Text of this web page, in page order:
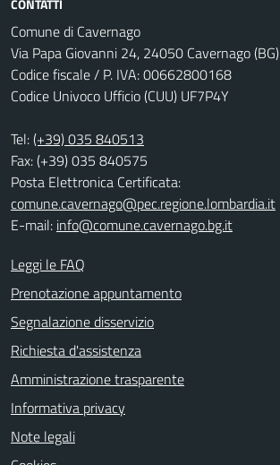
CONTATTI
Comune di Cavernago
Via Papa Giovanni 24, 24050 Cavernago (BG)
Codice fiscale / P. IVA: 00662800168
Codice Univoco Ufficio (CUU) UF7P4Y
Tel:(+39) 035 840513
Fax: (+39) 035 840575
Posta Elettronica Certificata:
comune.cavernago@pec.regione.lombardia.it
E-mail: info@comune.cavernago.bg.it
Leggi le FAQ
Prenotazione appuntamento
Segnalazione disservizio
Richiesta d'assistenza
Amministrazione trasparente
Informativa privacy
Note legali